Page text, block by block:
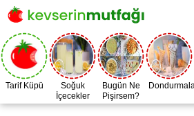
Tarif Küpü
Soğuk
İçecekler
Bugün Ne
Pişirsem?